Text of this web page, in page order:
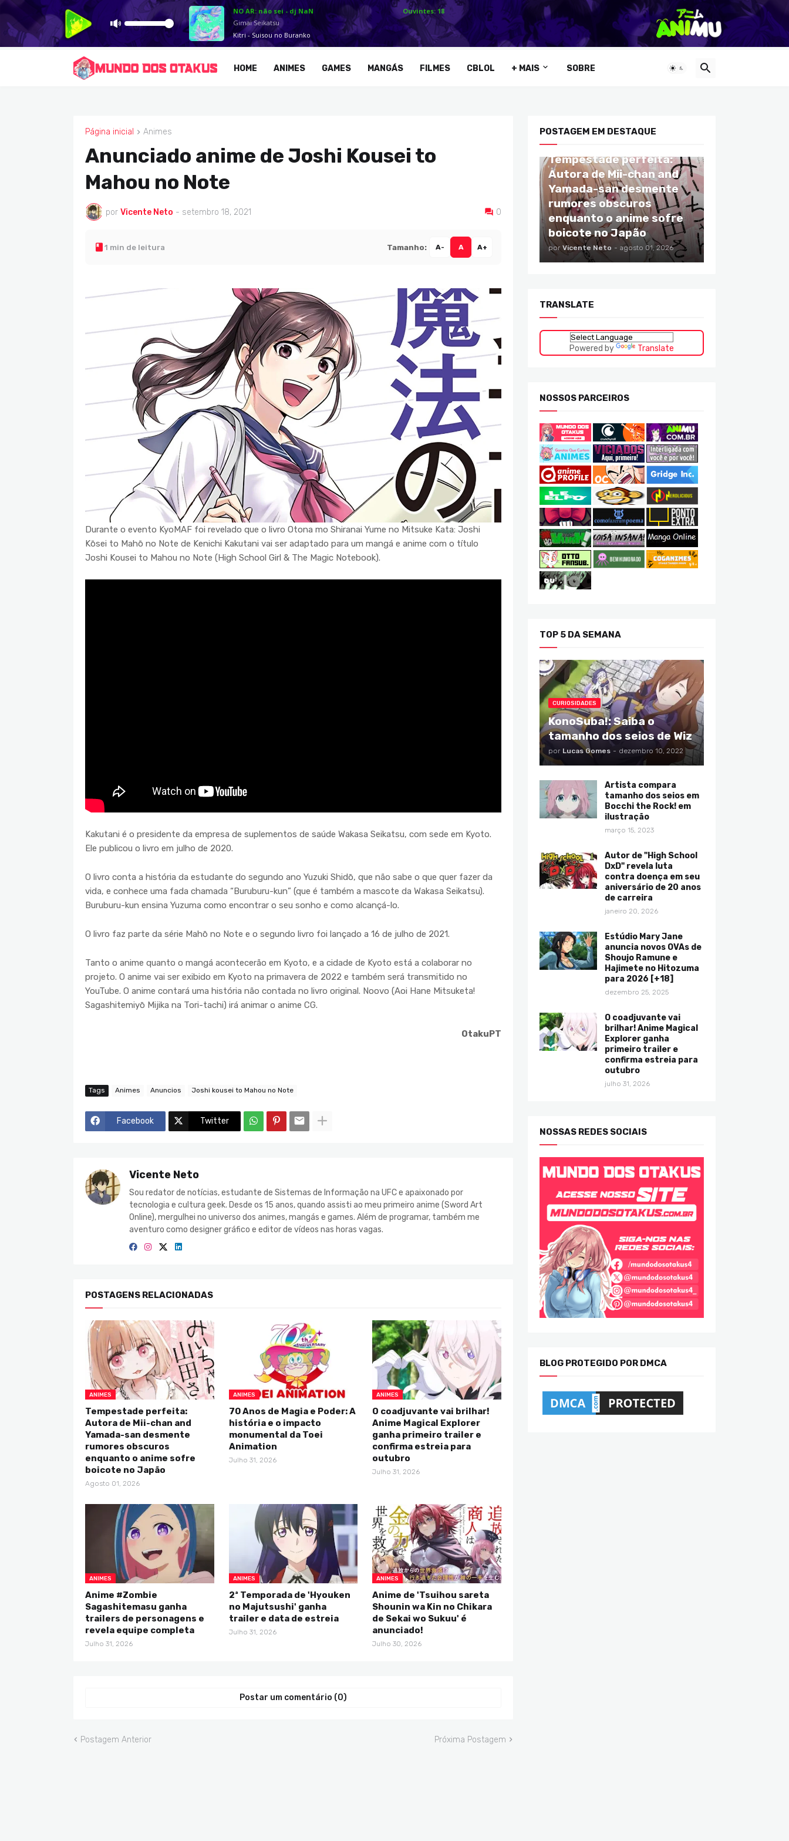
HOME ANIMES GAMES MANGÁS FILMES CBLOL + MAIS SOBRE
Página inicial Animes
ANIMES
Anunciado anime de Joshi Kousei to
Mahou no Note
por Vicente Neto - setembro 18, 2021 0
1 min de leitura Tamanho: A- A A+
Durante o evento KyoMAF foi revelado que o livro Otona mo Shiranai Yume no Mitsuke Kata: Joshi
Kōsei to Mahō no Note de Kenichi Kakutani vai ser adaptado para um mangá e anime com o título
Joshi Kousei to Mahou no Note (High School Girl & The Magic Notebook).
Kakutani é o presidente da empresa de suplementos de saúde Wakasa Seikatsu, com sede em Kyoto.
Ele publicou o livro em julho de 2020.
O livro conta a história da estudante do segundo ano Yuzuki Shidō, que não sabe o que quer fazer da
vida, e conhece uma fada chamada “Buruburu-kun” (que é também a mascote da Wakasa Seikatsu).
Buruburu-kun ensina Yuzuma como encontrar o seu sonho e como alcançá-lo.
O livro faz parte da série Mahō no Note e o segundo livro foi lançado a 16 de julho de 2021.
Tanto o anime quanto o mangá acontecerão em Kyoto, e a cidade de Kyoto está a colaborar no
projeto. O anime vai ser exibido em Kyoto na primavera de 2022 e também será transmitido no
YouTube. O anime contará uma história não contada no livro original. Noovo (Aoi Hane Mitsuketa!
Sagashitemiyō Mijika na Tori-tachi) irá animar o anime CG.
OtakuPT
Tags Animes Anuncios Joshi kousei to Mahou no Note
Facebook Twitter
Vicente Neto
Sou redator de notícias, estudante de Sistemas de Informação na UFC e apaixonado por
tecnologia e cultura geek. Desde os 15 anos, quando assisti ao meu primeiro anime (Sword Art
Online), mergulhei no universo dos animes, mangás e games. Além de programar, também me
aventuro como designer gráfico e editor de vídeos nas horas vagas.
POSTAGENS RELACIONADAS
ANIMES
Tempestade perfeita:
Autora de Mii-chan and
Yamada-san desmente
rumores obscuros
enquanto o anime sofre
boicote no Japão
Agosto 01, 2026
ANIMES
70 Anos de Magia e Poder: A
história e o impacto
monumental da Toei
Animation
Julho 31, 2026
ANIMES
O coadjuvante vai brilhar!
Anime Magical Explorer
ganha primeiro trailer e
confirma estreia para
outubro
Julho 31, 2026
ANIMES
Anime #Zombie
Sagashitemasu ganha
trailers de personagens e
revela equipe completa
Julho 31, 2026
ANIMES
2ª Temporada de 'Hyouken
no Majutsushi' ganha
trailer e data de estreia
Julho 31, 2026
ANIMES
Anime de 'Tsuihou sareta
Shounin wa Kin no Chikara
de Sekai wo Sukuu' é
anunciado!
Julho 30, 2026
Postar um comentário (0)
Postagem Anterior Próxima Postagem
POSTAGEM EM DESTAQUE
Tempestade perfeita:
Autora de Mii-chan and
Yamada-san desmente
rumores obscuros
enquanto o anime sofre
boicote no Japão
por Vicente Neto - agosto 01, 2026
TRANSLATE
Powered by Translate
NOSSOS PARCEIROS
TOP 5 DA SEMANA
CURIOSIDADES
KonoSuba!: Saiba o
tamanho dos seios de Wiz
por Lucas Gomes - dezembro 10, 2022
Artista compara
tamanho dos seios em
Bocchi the Rock! em
ilustração
março 15, 2023
Autor de "High School
DxD" revela luta
contra doença em seu
aniversário de 20 anos
de carreira
janeiro 20, 2026
Estúdio Mary Jane
anuncia novos OVAs de
Shoujo Ramune e
Hajimete no Hitozuma
para 2026 [+18]
dezembro 25, 2025
O coadjuvante vai
brilhar! Anime Magical
Explorer ganha
primeiro trailer e
confirma estreia para
outubro
julho 31, 2026
NOSSAS REDES SOCIAIS
BLOG PROTEGIDO POR DMCA